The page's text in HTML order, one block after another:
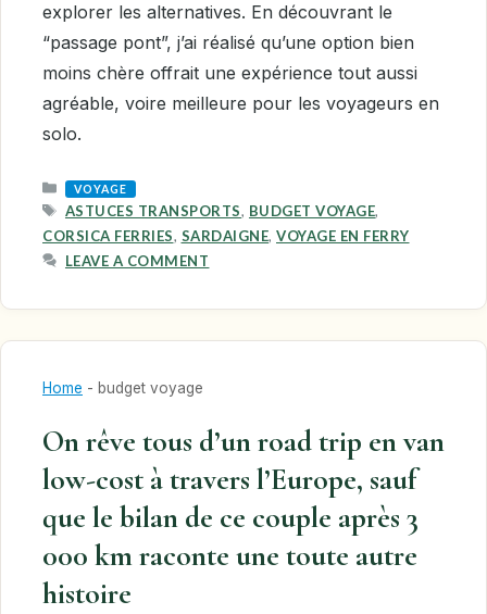
explorer les alternatives. En découvrant le
“passage pont”, j’ai réalisé qu’une option bien
moins chère offrait une expérience tout aussi
agréable, voire meilleure pour les voyageurs en
solo.
CATEGORIES
VOYAGE
TAGS
ASTUCES TRANSPORTS, BUDGET VOYAGE,
CORSICA FERRIES, SARDAIGNE, VOYAGE EN FERRY
LEAVE A COMMENT
Home - budget voyage
On rêve tous d’un road trip en van
low-cost à travers l’Europe, sauf
que le bilan de ce couple après 3
000 km raconte une toute autre
histoire